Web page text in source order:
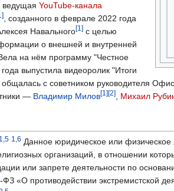
ведущая YouTube-канала
, созданного в феврале 2022 года
Навального[1]с целью
о внешней и внутренней
на нём программу "Честное
выпустила видеоролик "Итоги
общалась с советником руководителя
— Владимир Милов[1][2], Михаил
1,5 1,6 Данное юридическое или
организаций, в отношении
или запрете деятельности по
«О противодействии экстремистской